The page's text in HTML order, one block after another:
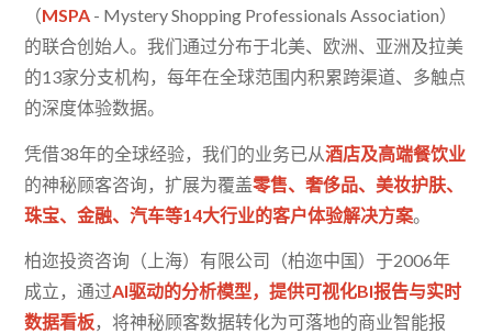
（MSPA - Mystery Shopping Professionals Association）
的联合创始人。我们通过分布于北美、欧洲、亚洲及拉美
的13家分支机构，每年在全球范围内积累跨渠道、多触点
的深度体验数据。
凭借38年的全球经验，我们的业务已从酒店及高端餐饮业
的神秘顾客咨询，扩展为覆盖零售、奢侈品、美妆护肤、
珠宝、金融、汽车等14大行业的客户体验解决方案。
柏迩投资咨询（上海）有限公司（柏迩中国）于2006年
成立，通过AI驱动的分析模型，提供可视化BI报告与实时
数据看板，将神秘顾客数据转化为可落地的商业智能报